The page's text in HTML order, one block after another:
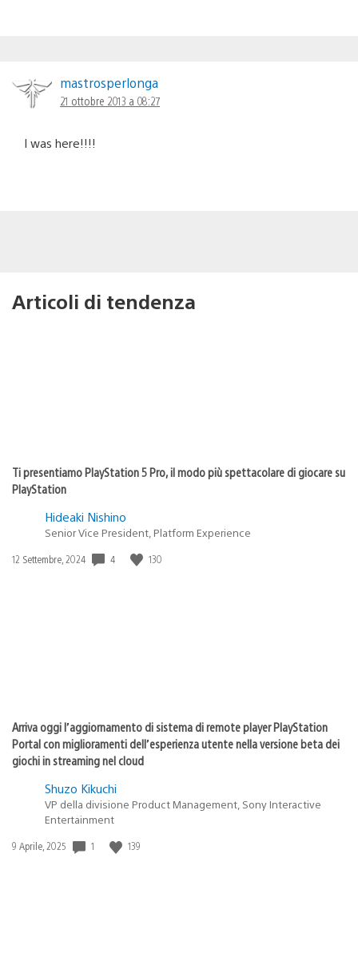
mastrosperlonga
21 ottobre 2013 a 08:27
I was here!!!!
Articoli di tendenza
Ti presentiamo PlayStation 5 Pro, il modo più spettacolare di giocare su
PlayStation
Hideaki Nishino
Senior Vice President, Platform Experience
Data
12 Settembre, 2024 4 130
Arriva oggi l’aggiornamento di sistema di remote player PlayStation
Portal con miglioramenti dell’esperienza utente nella versione beta dei
giochi in streaming nel cloud
Shuzo Kikuchi
VP della divisione Product Management, Sony Interactive
Entertainment
Data
9 Aprile, 2025 1 139